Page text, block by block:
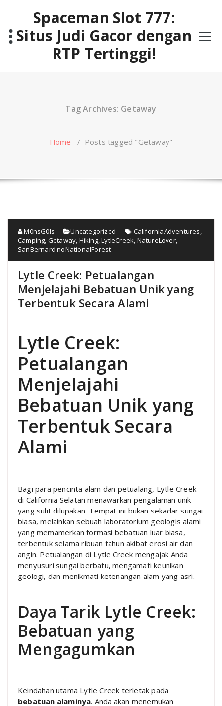
Spaceman Slot 777:
Situs Judi Gacor dengan
RTP Tertinggi!
Tag Archives: Getaway
Home / Posts tagged "Getaway"
M0nsG0ls Uncategorized CaliforniaAdventures
Camping Getaway Hiking,LytleCreek NatureLover,
SanBernardinoNationalForest
Lytle Creek: Petualangan
Menjelajahi Bebatuan Unik yang
Terbentuk Secara Alami
Lytle Creek:
Petualangan
Menjelajahi
Bebatuan Unik yang
Terbentuk Secara
Alami
Bagi para pencinta alam dan petualang, Lytle Creek
di California Selatan menawarkan pengalaman unik
yang sulit dilupakan. Tempat ini bukan sekadar sungai
biasa, melainkan sebuah laboratorium geologis alami
yang memamerkan formasi bebatuan luar biasa,
terbentuk selama ribuan tahun akibat erosi air dan
angin. Petualangan di Lytle Creek mengajak Anda
menyusuri sungai berbatu, mengamati keunikan
geologi, dan menikmati ketenangan alam yang asri.
Daya Tarik Lytle Creek:
Bebatuan yang
Mengagumkan
Keindahan utama Lytle Creek terletak pada
bebatuan alaminya. Anda akan menemukan